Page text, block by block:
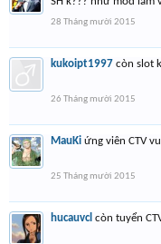
28 Tháng mười 2015
kukoipt1997 còn slot
26 Tháng mười 2015
MauKi ứng viên CTV
25 Tháng mười 2015
hucauvcl còn tuyển